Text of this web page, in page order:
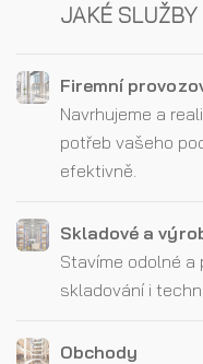
JAKÉ
Firemní
Navrhujeme a
potřeb vašeho
efektivně.
Skladové a
Stavíme odolné a
skladování i
Obchody